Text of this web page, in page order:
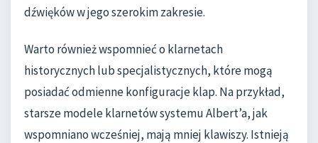
dźwięków w jego szerokim zakresie.
Warto również wspomnieć o klarnetach
historycznych lub specjalistycznych, które mogą
posiadać odmienne konfiguracje klap. Na przykład,
starsze modele klarnetów systemu Albert’a, jak
wspomniano wcześniej, mają mniej klawiszy. Istnieją